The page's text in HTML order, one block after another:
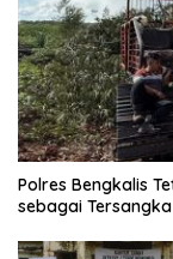
Polres Bengkalis
sebagai Tersangka